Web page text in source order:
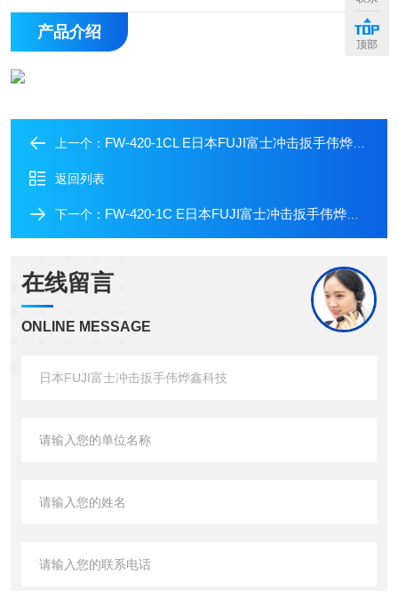
产品介绍
上一个： FW-420-1CL E日本FUJI富士冲击扳手伟烨鑫科技
返回列表
下一个： FW-420-1C E日本FUJI富士冲击扳手伟烨鑫科技
在线留言
ONLINE MESSAGE
顶部